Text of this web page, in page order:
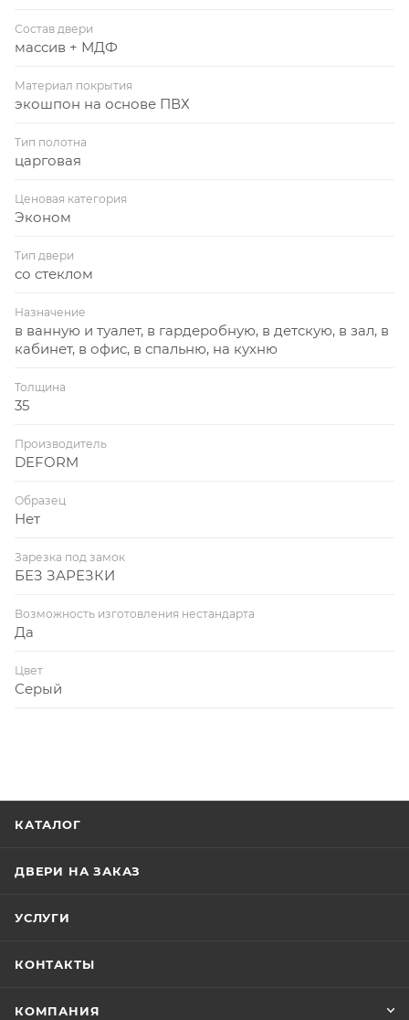
Состав двери
массив + МДФ
Материал покрытия
экошпон на основе ПВХ
Тип полотна
царговая
Ценовая категория
Эконом
Тип двери
со стеклом
Назначение
в ванную и туалет, в гардеробную, в детскую, в зал, в
кабинет, в офис, в спальню, на кухню
Толщина
35
Производитель
DEFORM
Образец
Нет
Зарезка под замок
БЕЗ ЗАРЕЗКИ
Возможность изготовления нестандарта
Да
Цвет
Серый
КАТАЛОГ
ДВЕРИ НА ЗАКАЗ
УСЛУГИ
КОНТАКТЫ
КОМПАНИЯ